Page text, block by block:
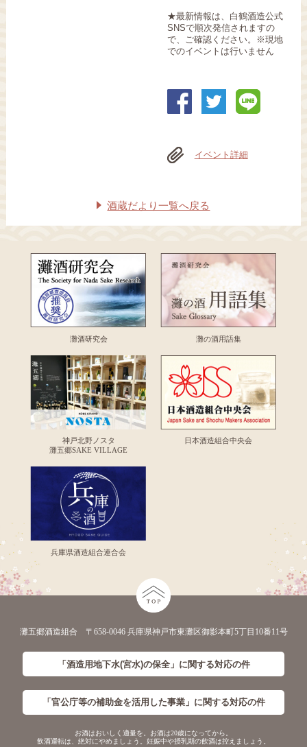
★最新情報は、白鶴酒造公式
SNSで順次発信されますの
で、ご確認ください。※現地
でのイベントは行いません
イベント詳細
酒蔵だより一覧へ戻る
灘酒研究会 灘の酒用語集
神戸北野ノスタ
灘五郷SAKE VILLAGE
日本酒造組合中央会
兵庫県酒造組合連合会
灘五郷酒造組合 〒658-0046 兵庫県神戸市東灘区御影本町5丁目10番11号
「酒造用地下水(宮水)の保全」に関する対応の件
「官公庁等の補助金を活用した事業」に関する対応の件
お酒はおいしく適量を。お酒は20歳になってから。
飲酒運転は、絶対にやめましょう。妊娠中や授乳期の飲酒は控えましょう。